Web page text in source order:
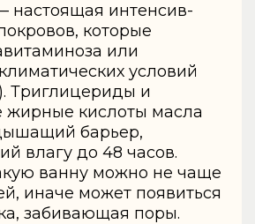
настоящая интенсив-
которые
или
условий
Триглицериды и
жирные кислоты масла
барьер,
влагу до 48 часов.
ванну можно не чаще
иначе может появиться
забивающая поры.